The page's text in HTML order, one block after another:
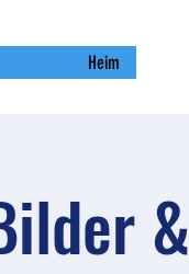
Heim
&